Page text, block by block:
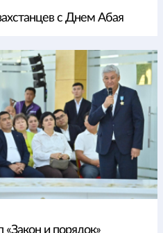
с Днем Абая
«Закон и порядок»